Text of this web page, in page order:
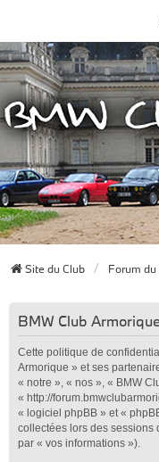
Site du Club Forum du
BMW Club
Cette politique de
Armorique » et ses
« notre », « nos », « BMW
« http://
« logiciel phpBB » et «
collectées lors des sessions
par « vos informations »).